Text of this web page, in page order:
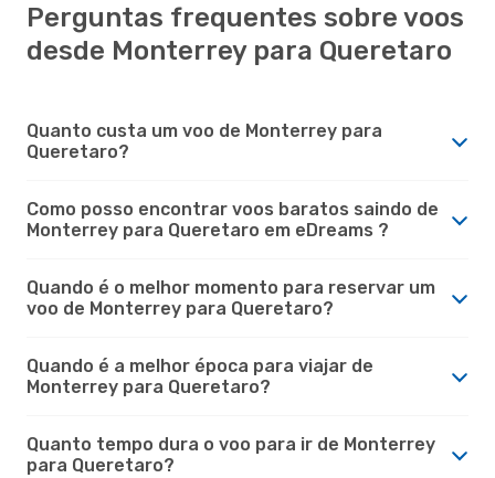
Perguntas frequentes sobre voos
desde Monterrey para Queretaro
Quanto custa um voo de Monterrey para
Queretaro?
Como posso encontrar voos baratos saindo de
Monterrey para Queretaro em eDreams ?
Quando é o melhor momento para reservar um
voo de Monterrey para Queretaro?
Quando é a melhor época para viajar de
Monterrey para Queretaro?
Quanto tempo dura o voo para ir de Monterrey
para Queretaro?